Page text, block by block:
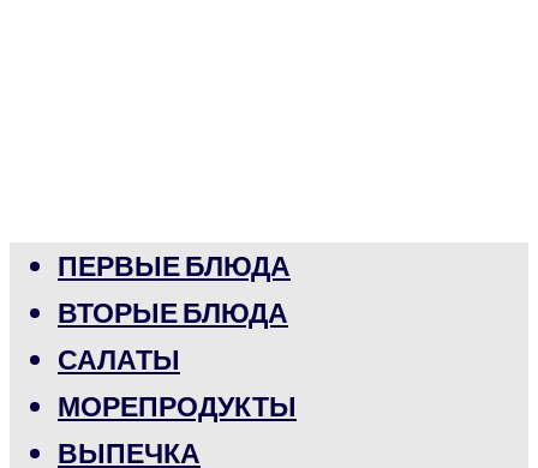
ПЕРВЫЕ БЛЮДА
ВТОРЫЕ БЛЮДА
САЛАТЫ
МОРЕПРОДУКТЫ
ВЫПЕЧКА